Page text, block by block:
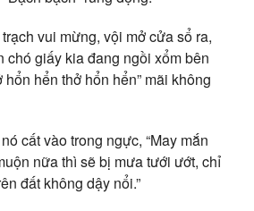
vui mừng, vội mở cửa sổ ra,
chó giấy kia đang ngồi xổm bên
hổn hển thở hổn hển” mãi không
cất vào trong ngực, “May mắn
nữa thì sẽ bị mưa tưới ướt, chỉ
đất không dậy nổi.”